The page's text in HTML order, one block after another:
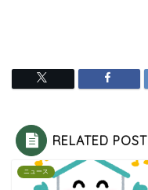
RELATED POST
ニュース